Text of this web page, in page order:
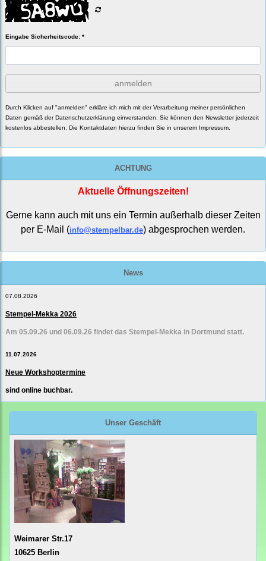
Eingabe Sicherheitscode: *
anmelden
Durch Klicken auf "anmelden" erkläre ich mich mit der Verarbeitung meiner persönlichen
Daten gemäß der Datenschutzerklärung einverstanden. Sie können den Newsletter jederzeit
kostenlos abbestellen. Die Kontaktdaten hierzu finden Sie in unserem Impressum.
ACHTUNG
Aktuelle Öffnungszeiten!
Gerne kann auch mit uns ein Termin außerhalb dieser Zeiten
per E-Mail (info@stempelbar.de) abgesprochen werden.
News
07.08.2026
Stempel-Mekka 2026
Am 05.09.26 und 06.09.26 findet das Stempel-Mekka in Dortmund statt.
11.07.2026
Neue Workshoptermine
sind online buchbar.
Unser Geschäft
Weimarer Str.17
10625 Berlin